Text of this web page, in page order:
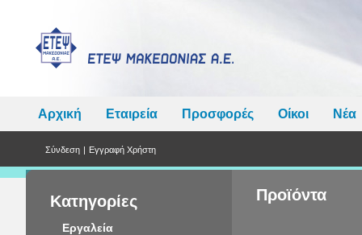
Αρχική Εταιρεία Προσφορές Οίκοι Νέα
Σύνδεση | Εγγραφή Χρήστη
Κατηγορίες
Εργαλεία
Προϊόντα